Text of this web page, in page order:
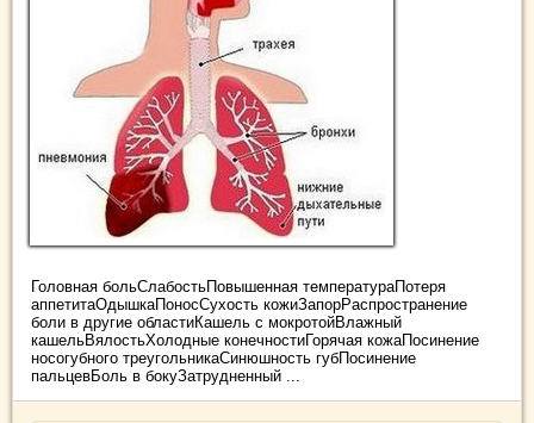
Головная больСлабостьПовышенная температураПотеря
аппетитаОдышкаПоносСухость кожиЗапорРаспространение
боли в другие областиКашель с мокротойВлажный
кашельВялостьХолодные конечностиГорячая кожаПосинение
носогубного треугольникаСинюшность губПосинение
пальцевБоль в бокуЗатрудненный ...